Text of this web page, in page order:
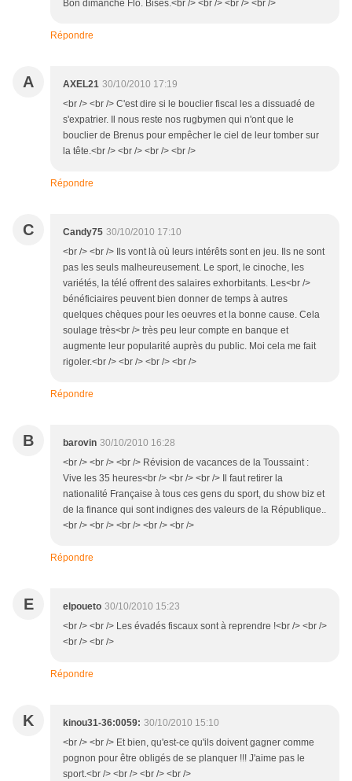
Bon dimanche Flo. Bises.<br /> <br /> <br /> <br />
Répondre
A AXEL21 30/10/2010 17:19
<br /> <br /> C'est dire si le bouclier fiscal les a dissuadé de
s'expatrier. Il nous reste nos rugbymen qui n'ont que le
bouclier de Brenus pour empêcher le ciel de leur tomber sur
la tête.<br /> <br /> <br /> <br />
Répondre
C Candy75 30/10/2010 17:10
<br /> <br /> Ils vont là où leurs intérêts sont en jeu. Ils ne sont
pas les seuls malheureusement. Le sport, le cinoche, les
variétés, la télé offrent des salaires exhorbitants. Les<br />
bénéficiaires peuvent bien donner de temps à autres
quelques chèques pour les oeuvres et la bonne cause. Cela
soulage très<br /> très peu leur compte en banque et
augmente leur popularité auprès du public. Moi cela me fait
rigoler.<br /> <br /> <br /> <br />
Répondre
B barovin 30/10/2010 16:28
<br /> <br /> <br /> Révision de vacances de la Toussaint :
Vive les 35 heures<br /> <br /> <br /> Il faut retirer la
nationalité Française à tous ces gens du sport, du show biz et
de la finance qui sont indignes des valeurs de la République..
<br /> <br /> <br /> <br /> <br />
Répondre
E elpoueto 30/10/2010 15:23
<br /> <br /> Les évadés fiscaux sont à reprendre !<br /> <br />
<br /> <br />
Répondre
K kinou31-36:0059: 30/10/2010 15:10
<br /> <br /> Et bien, qu'est-ce qu'ils doivent gagner comme
pognon pour être obligés de se planquer !!! J'aime pas le
sport.<br /> <br /> <br /> <br />